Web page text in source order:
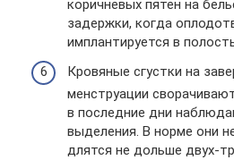
коричневых пятен на
задержки, когда
имплантируется в
Кровяные сгустки на
менструации
в последние дни
выделения. В норме они
длятся не дольше двух-